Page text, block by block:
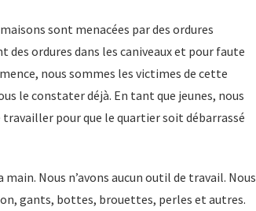
sont menacées par des ordures
ordures dans les caniveaux et pour faute
nous sommes les victimes de cette
le constater déjà. En tant que jeunes, nous
pour que le quartier soit débarrassé
Nous n’avons aucun outil de travail. Nous
gants, bottes, brouettes, perles et autres.